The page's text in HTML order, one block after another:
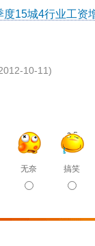
度15城4行业工资
10-11)
无奈 搞笑